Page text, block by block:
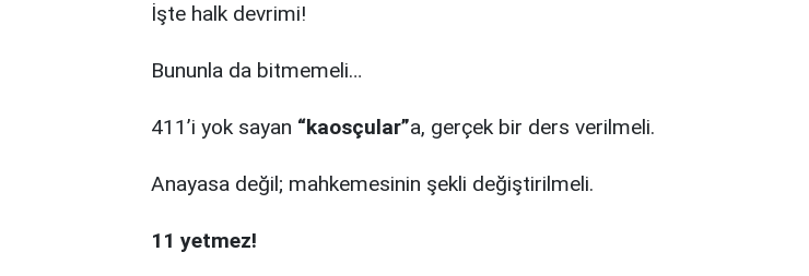
İşte halk devrimi!
Bununla da bitmemeli…
411’i yok sayan “kaosçular”a, gerçek bir ders verilmeli.
Anayasa değil; mahkemesinin şekli değiştirilmeli.
11 yetmez!